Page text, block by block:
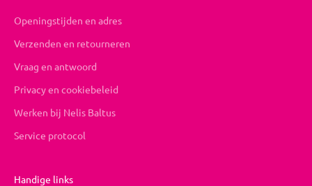
Openingstijden en adres
Verzenden en retourneren
Vraag en antwoord
Privacy en cookiebeleid
Werken bij Nelis Baltus
Service protocol
Handige links